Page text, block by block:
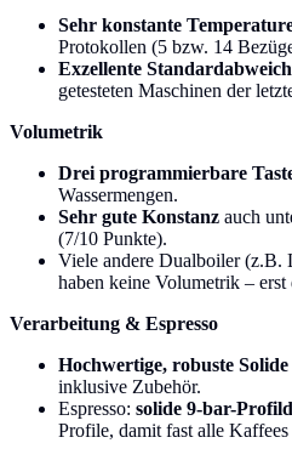
Sehr konstante
Protokollen (5 bzw. 14
Exzellente
getesteten Maschinen der
Volumetrik
Drei programmierbare
Wassermengen.
Sehr gute Konstanz auch
(7/10 Punkte).
Viele andere Dualboiler
haben keine Volumetrik – erst
Verarbeitung & Espresso
Hochwertige, robuste
inklusive Zubehör.
Espresso: solide 9-bar-
Profile, damit fast alle Kaffees